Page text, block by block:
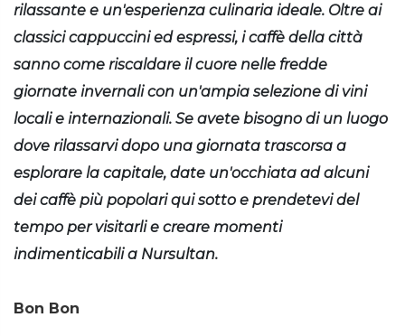
rilassante e un'esperienza culinaria ideale. Oltre ai
classici cappuccini ed espressi, i caffè della città
sanno come riscaldare il cuore nelle fredde
giornate invernali con un'ampia selezione di vini
locali e internazionali. Se avete bisogno di un luogo
dove rilassarvi dopo una giornata trascorsa a
esplorare la capitale, date un'occhiata ad alcuni
dei caffè più popolari qui sotto e prendetevi del
tempo per visitarli e creare momenti
indimenticabili a Nursultan.
Bon Bon